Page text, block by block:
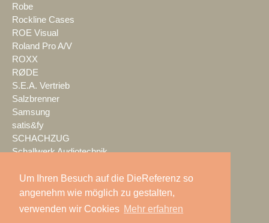
Um Ihren Besuch auf die DieReferenz so
angenehm wie möglich zu gestalten,
verwenden wir Cookies Mehr erfahren
Robe
Rockline Cases
ROE Visual
Roland Pro A/V
ROXX
RØDE
S.E.A. Vertrieb
Salzbrenner
Samsung
satis&fy
SCHACHZUG
Schallwerk Audiotechnik
Schnick-Schnack-Systems
SCHOEPS
Screen Visions